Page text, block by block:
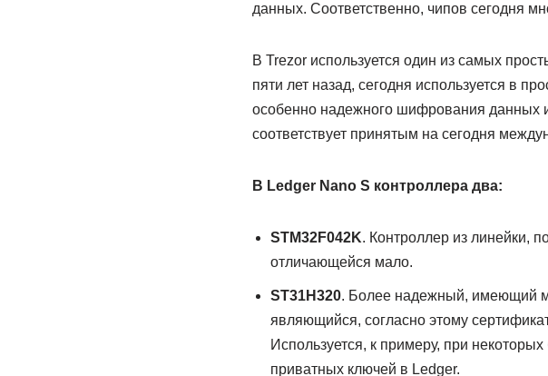
данных. Соответственно, чипов сегодня
В Trezor используется один из самых
пяти лет назад, сегодня используется в
особенно надежного шифрования данных
соответствует принятым на сегодня
В Ledger Nano S контроллера два:
STM32F042K. Контроллер из линейки,
отличающейся мало.
ST31H320. Более надежный, имеющий
являющийся, согласно этому
Используется, к примеру, при
приватных ключей в Ledger.